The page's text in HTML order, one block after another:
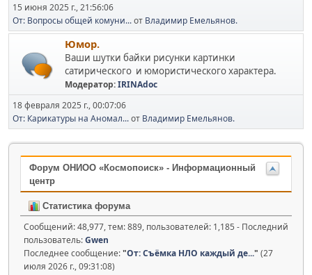
15 июня 2025 г., 21:56:06
От: Вопросы общей комуни...от Владимир Емельянов.
Юмор.
Ваши шутки байки рисунки картинки
сатирического и юмористического характера.
Модератор:IRINAdoc
18 февраля 2025 г., 00:07:06
От: Карикатуры на Аномал...от Владимир Емельянов.
Форум ОНИОО «Космопоиск» - Информационный
центр
Статистика форума
Сообщений: 48,977, тем: 889, пользователей: 1,185 - Последний
пользователь:Gwen
Последнее сообщение:"От: Съёмка НЛО каждый де..." (27
июля 2026 г., 09:31:08)